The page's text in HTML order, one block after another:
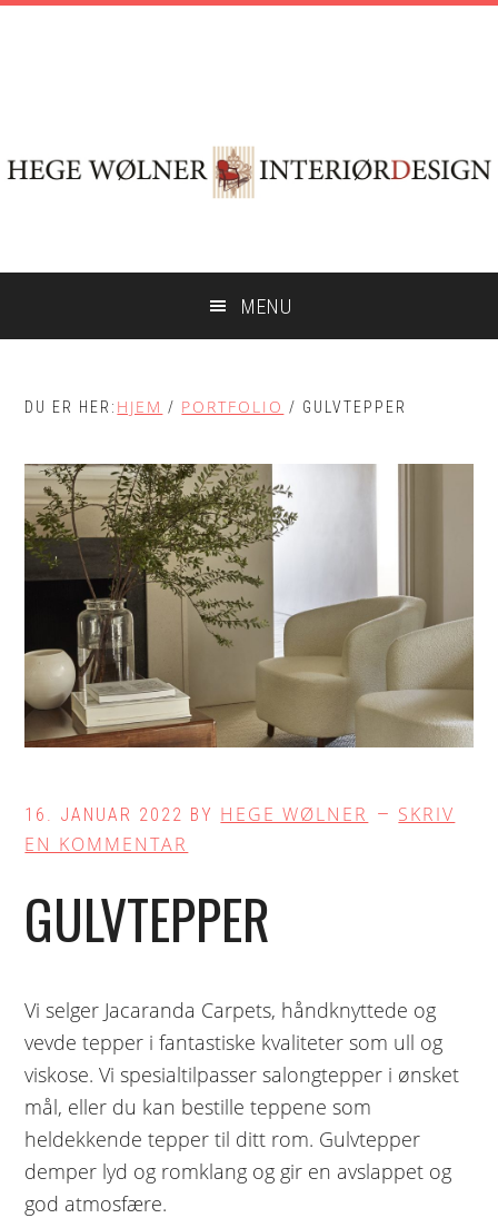
MENU
DU ER HER: HJEM / PORTFOLIO / GULVTEPPER
16. JANUAR 2022 BY HEGE WØLNER
SKRIV
EN KOMMENTAR
GULVTEPPER
Vi selger Jacaranda Carpets, håndknyttede og
vevde tepper i fantastiske kvaliteter som ull og
viskose. Vi spesialtilpasser salongtepper i ønsket
mål, eller du kan bestille teppene som
heldekkende tepper til ditt rom. Gulvtepper
demper lyd og romklang og gir en avslappet og
god atmosfære.